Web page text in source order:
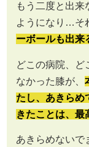
もう二度と出来
ようになり…そ
ーボールも出来
どこの病院、ど
なかった膝が、
たし、あきらめ
きたことは、最
あきらめないで